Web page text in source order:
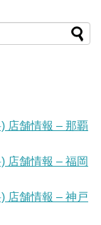
店舗情報 – 那覇
店舗情報 – 福岡
店舗情報 – 神戸